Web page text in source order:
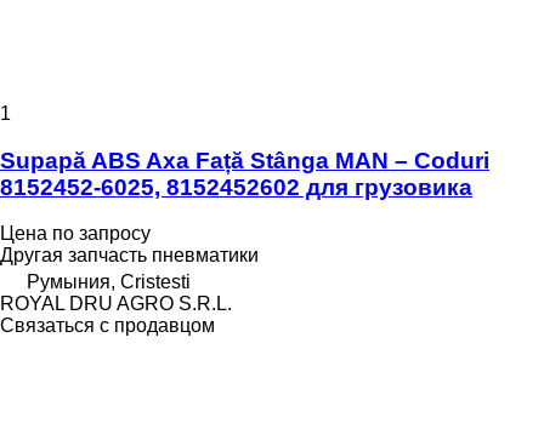
1
Supapă ABS Axa Față Stânga MAN – Coduri
8152452-6025, 8152452602 для грузовика
Цена по запросу
Другая запчасть пневматики
Румыния, Cristesti
ROYAL DRU AGRO S.R.L.
Связаться с продавцом